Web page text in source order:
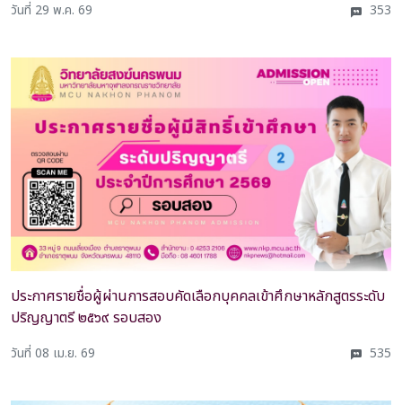
วันที่ 29 พ.ค. 69 353
ประกาศรายชื่อผู้ผ่านการสอบคัดเลือกบุคคลเข้าศึกษาหลักสูตรระดับ
ปริญญาตรี ๒๕๖๙ รอบสอง
วันที่ 08 เม.ย. 69 535